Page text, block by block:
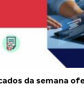
da semana